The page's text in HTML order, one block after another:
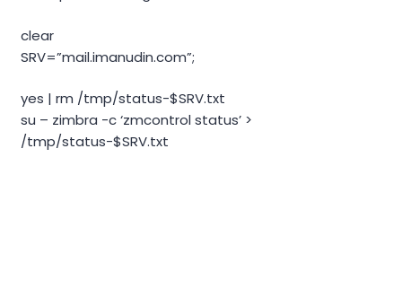
clear
SRV=”mail.imanudin.com”;
yes | rm /tmp/status-$SRV.txt
su – zimbra -c ‘zmcontrol status’ >
/tmp/status-$SRV.txt